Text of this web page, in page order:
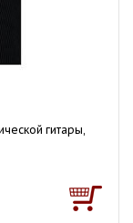
гитары,